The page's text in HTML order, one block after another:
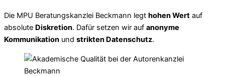
Die MPU Beratungskanzlei Beckmann legt hohen Wert auf
absolute Diskretion. Dafür setzen wir auf anonyme
Kommunikation und strikten Datenschutz.